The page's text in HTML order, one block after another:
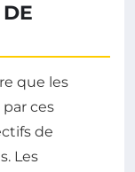
que les
ces
de
Les